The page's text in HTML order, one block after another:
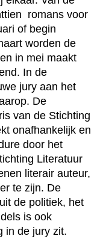
romans voor
of begin
worden de
in mei maakt
In de
jury aan het
De
van de Stichting
onafhankelijk en
door het
Literatuur
literair auteur,
te zijn. De
de politiek, het
is ook
in de jury zit.